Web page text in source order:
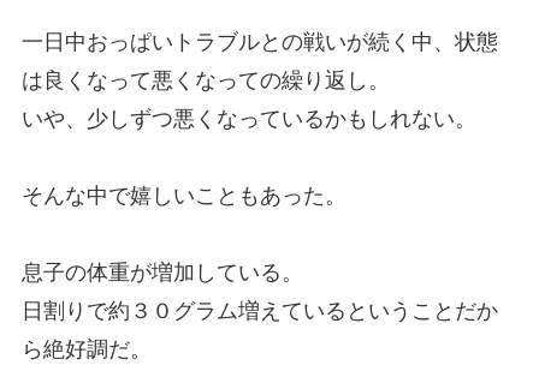
一日中おっぱいトラブルとの戦いが続く中、状態
は良くなって悪くなっての繰り返し。
いや、少しずつ悪くなっているかもしれない。
そんな中で嬉しいこともあった。
息子の体重が増加している。
日割りで約３０グラム増えているということだか
ら絶好調だ。